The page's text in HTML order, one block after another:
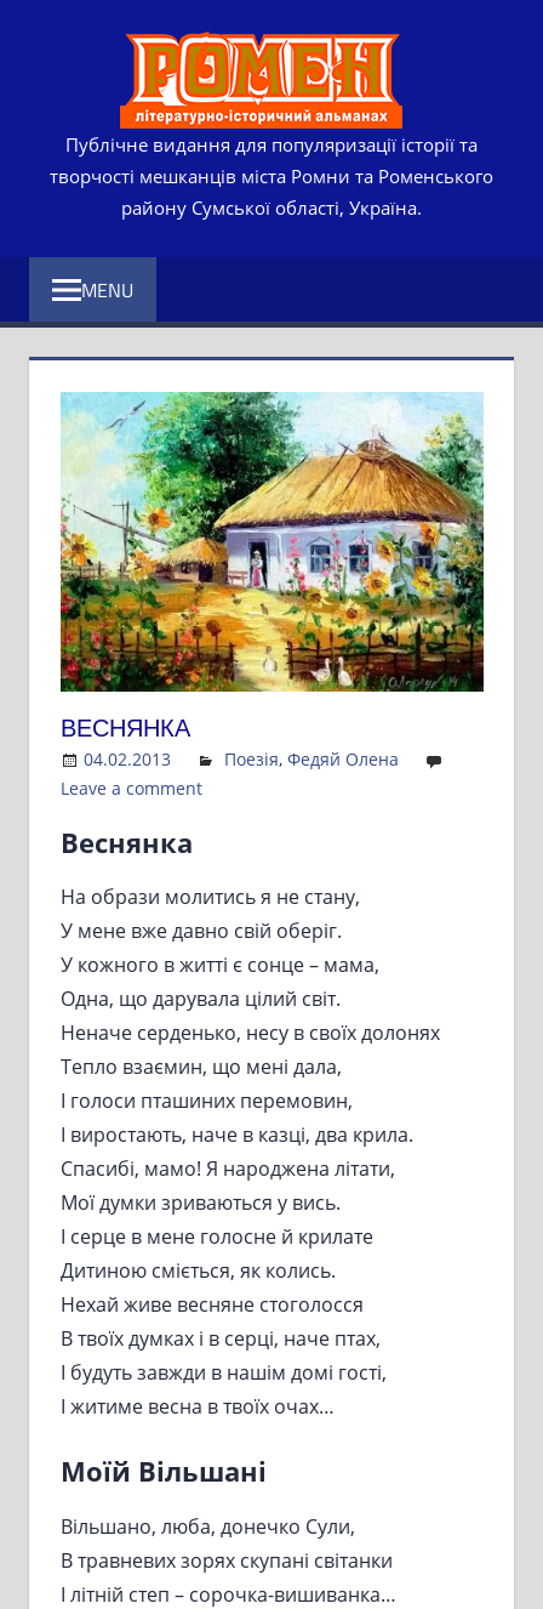
Публічне видання для популяризації історії та
творчості мешканців міста Ромни та Роменського
району Сумської області, Україна.
MENU
ВЕСНЯНКА
04.02.2013 Admin
Поезія, Федяй Олена
Leave a comment
Веснянка
На образи молитись я не стану,
У мене вже давно свій оберіг.
У кожного в житті є сонце – мама,
Одна, що дарувала цілий світ.
Неначе серденько, несу в своїх долонях
Тепло взаємин, що мені дала,
І голоси пташиних перемовин,
І виростають, наче в казці, два крила.
Спасибі, мамо! Я народжена літати,
Мої думки зриваються у вись.
І серце в мене голосне й крилате
Дитиною сміється, як колись.
Нехай живе весняне стоголосся
В твоїх думках і в серці, наче птах,
І будуть завжди в нашім домі гості,
І житиме весна в твоїх очах…
Моїй Вільшані
Вільшано, люба, донечко Сули,
В травневих зорях скупані світанки
І літній степ – сорочка-вишиванка…